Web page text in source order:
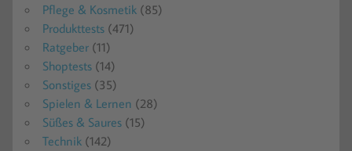
Pflege & Kosmetik (85)
Produkttests (471)
Ratgeber (11)
Shoptests (14)
Sonstiges (35)
Spielen & Lernen (28)
Süßes & Saures (15)
Technik (142)